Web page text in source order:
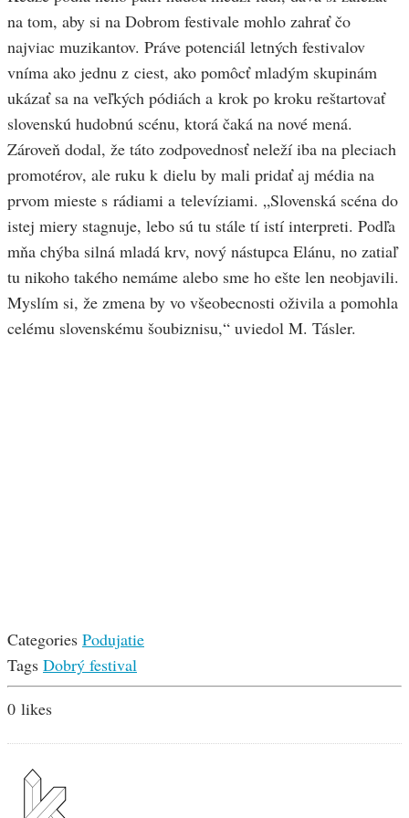
na tom, aby si na Dobrom festivale mohlo zahrať čo
najviac muzikantov. Práve potenciál letných festivalov
vníma ako jednu z ciest, ako pomôcť mladým skupinám
ukázať sa na veľkých pódiách a krok po kroku reštartovať
slovenskú hudobnú scénu, ktorá čaká na nové mená.
Zároveň dodal, že táto zodpovednosť neleží iba na pleciach
promotérov, ale ruku k dielu by mali pridať aj média na
prvom mieste s rádiami a televíziami. „Slovenská scéna do
istej miery stagnuje, lebo sú tu stále tí istí interpreti. Podľa
mňa chýba silná mladá krv, nový nástupca Elánu, no zatiaľ
tu nikoho takého nemáme alebo sme ho ešte len neobjavili.
Myslím si, že zmena by vo všeobecnosti oživila a pomohla
celému slovenskému šoubiznisu,“ uviedol M. Tásler.
Categories Podujatie
Tags Dobrý festival
0 likes